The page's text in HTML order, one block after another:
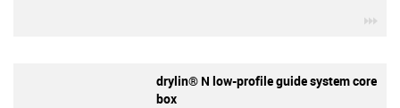
drylin® N low-profile guide system core
box